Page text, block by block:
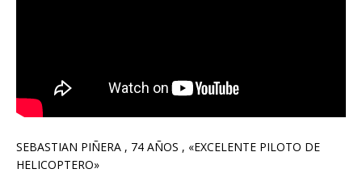
SEBASTIAN PIÑERA , 74 AÑOS , «EXCELENTE PILOTO DE
HELICOPTERO»